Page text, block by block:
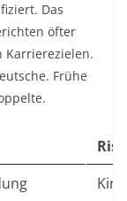
Das
öfter
Karrierezielen.
Frühe